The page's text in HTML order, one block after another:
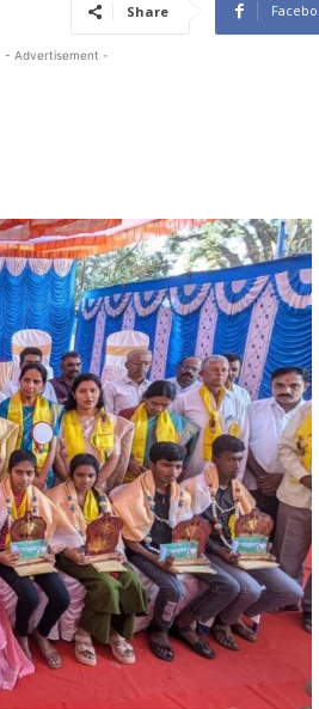
Share
- Advertisement -